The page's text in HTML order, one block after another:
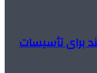
برای تأسیسات